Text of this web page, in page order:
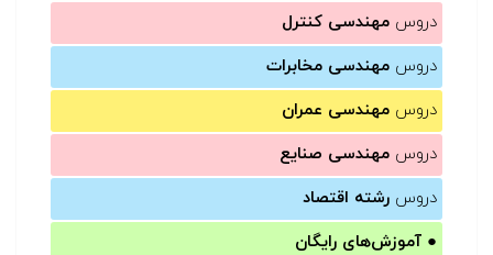
دروس مهندسی کنترل
دروس مهندسی مخابرات
دروس مهندسی عمران
دروس مهندسی صنایع
دروس رشته اقتصاد
● آموزش‌های رایگان